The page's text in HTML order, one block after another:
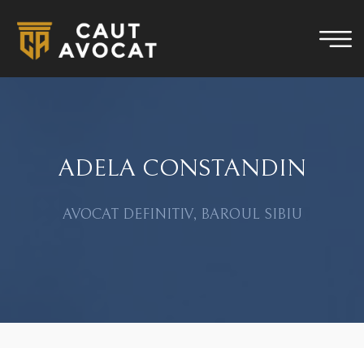
ADELA CONSTANDIN
AVOCAT DEFINITIV, BAROUL SIBIU